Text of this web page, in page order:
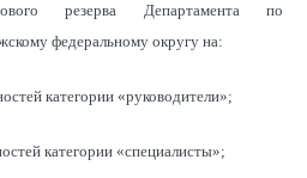
резерва Департамента по
федеральному округу на:
категории «руководители»;
категории «специалисты»;